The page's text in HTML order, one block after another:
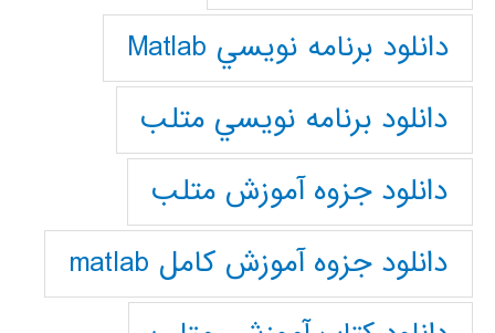
دانلود برنامه نويسي Matlab
دانلود برنامه نويسي متلب
دانلود جزوه آموزش متلب
دانلود جزوه آموزش کامل matlab